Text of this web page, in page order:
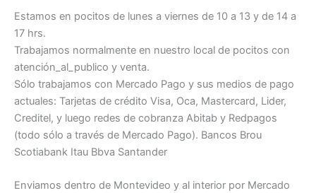
Estamos en pocitos de lunes a viernes de 10 a 13 y de 14 a
17 hrs.
Trabajamos normalmente en nuestro local de pocitos con
atención_al_publico y venta.
Sólo trabajamos con Mercado Pago y sus medios de pago
actuales: Tarjetas de crédito Visa, Oca, Mastercard, Lider,
Creditel, y luego redes de cobranza Abitab y Redpagos
(todo sólo a través de Mercado Pago). Bancos Brou
Scotiabank Itau Bbva Santander
Enviamos dentro de Montevideo y al interior por Mercado